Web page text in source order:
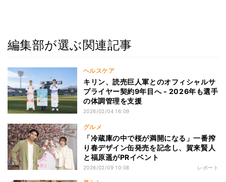
編集部が選ぶ関連記事
ヘルスケア
キリン、読売巨人軍とのオフィシャルサ
プライヤー契約9年目へ - 2026年も選手
の体調管理を支援
2026/02/04 16:09
グルメ
「冷蔵庫の中で桜が満開になる」一番搾
り春デザイン缶発売を記念し、賀来賢人
と福原遥がPRイベント
2026/02/09 10:08 レポート